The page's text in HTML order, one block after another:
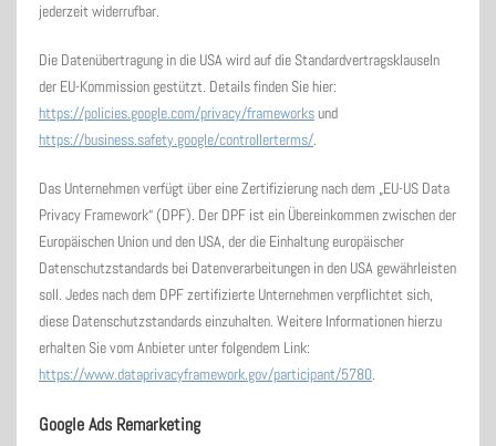
jederzeit widerrufbar.
Die Datenübertragung in die USA wird auf die Standardvertragsklauseln
der EU-Kommission gestützt. Details finden Sie hier:
https://policies.google.com/privacy/frameworksund
https://business.safety.google/controllerterms/.
Das Unternehmen verfügt über eine Zertifizierung nach dem „EU-US Data
Privacy Framework“ (DPF). Der DPF ist ein Übereinkommen zwischen der
Europäischen Union und den USA, der die Einhaltung europäischer
Datenschutzstandards bei Datenverarbeitungen in den USA gewährleisten
soll. Jedes nach dem DPF zertifizierte Unternehmen verpflichtet sich,
diese Datenschutzstandards einzuhalten. Weitere Informationen hierzu
erhalten Sie vom Anbieter unter folgendem Link:
https://www.dataprivacyframework.gov/participant/5780.
Google Ads Remarketing